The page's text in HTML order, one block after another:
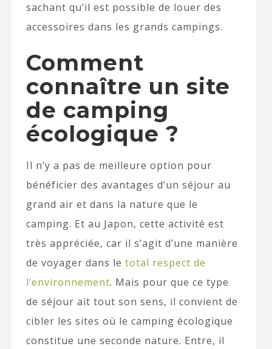
sachant qu’il est possible de louer des
accessoires dans les grands campings.
Comment
connaître un site
de camping
écologique ?
Il n’y a pas de meilleure option pour
bénéficier des avantages d’un séjour au
grand air et dans la nature que le
camping. Et au Japon, cette activité est
très appréciée, car il s’agit d’une manière
de voyager dans le total respect de
l’environnement. Mais pour que ce type
de séjour ait tout son sens, il convient de
cibler les sites où le camping écologique
constitue une seconde nature. Entre, il